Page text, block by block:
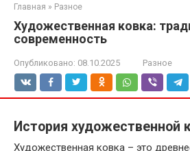
Главная » Разное
Художественная ковка:
современность
Опубликовано: 08.10.2025 Разное
История художественной
Художественная ковка – это